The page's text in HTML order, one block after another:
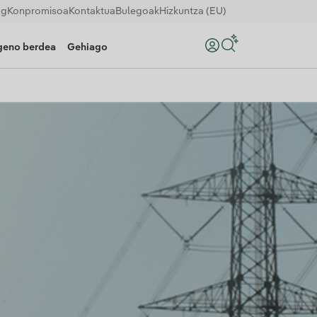
Konpromisoa Kontaktua BulegoakHizkuntza (EU)
berdea Gehiago Bilatu